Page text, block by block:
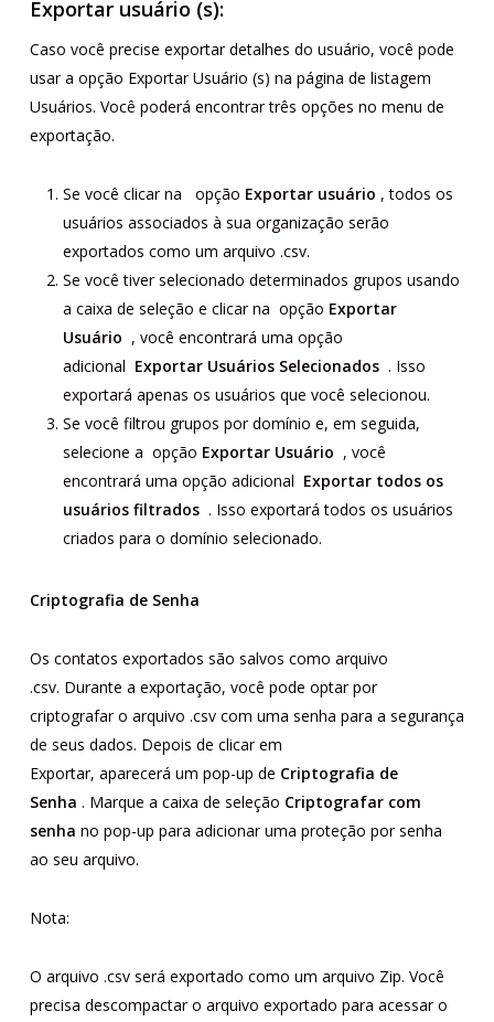
Exportar usuário (s):
Caso você precise exportar detalhes do usuário, você pode
usar a opção Exportar Usuário (s) na página de listagem
Usuários. Você poderá encontrar três opções no menu de
exportação.
Se você clicar na opção Exportar usuário , todos os
usuários associados à sua organização serão
exportados como um arquivo .csv.
Se você tiver selecionado determinados grupos usando
a caixa de seleção e clicar na opção Exportar
Usuário , você encontrará uma opção
adicional Exportar Usuários Selecionados . Isso
exportará apenas os usuários que você selecionou.
Se você filtrou grupos por domínio e, em seguida,
selecione a opção Exportar Usuário , você
encontrará uma opção adicional Exportar todos os
usuários filtrados . Isso exportará todos os usuários
criados para o domínio selecionado.
Criptografia de Senha
Os contatos exportados são salvos como arquivo
.csv. Durante a exportação, você pode optar por
criptografar o arquivo .csv com uma senha para a segurança
de seus dados. Depois de clicar em
Exportar, aparecerá um pop-up de Criptografia de
Senha . Marque a caixa de seleção Criptografar com
senha no pop-up para adicionar uma proteção por senha
ao seu arquivo.
Nota:
O arquivo .csv será exportado como um arquivo Zip. Você
precisa descompactar o arquivo exportado para acessar o